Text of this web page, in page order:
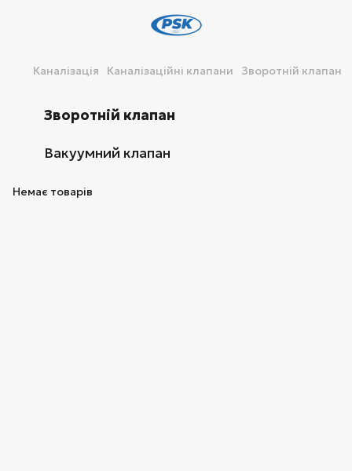
Каналізація Каналізаційні клапани Зворотній клапан
Зворотній клапан
Вакуумний клапан
Немає товарів